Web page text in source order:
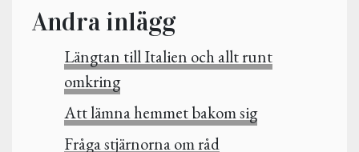
Andra inlägg
Längtan till Italien och allt runt
omkring
Att lämna hemmet bakom sig
Fråga stjärnorna om råd